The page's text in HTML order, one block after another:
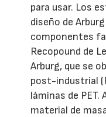
para usar. Los
diseño de
componentes
Recopound de
Arburg, que se
post-industrial
láminas de PET.
material de